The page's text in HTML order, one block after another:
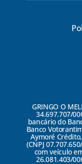
GRINGO O
34.697.707/
bancário do
Banco
Aymoré
(CNPJ
com veículo
26.081.403/